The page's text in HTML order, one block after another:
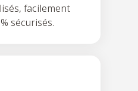
facilement
sécurisés.